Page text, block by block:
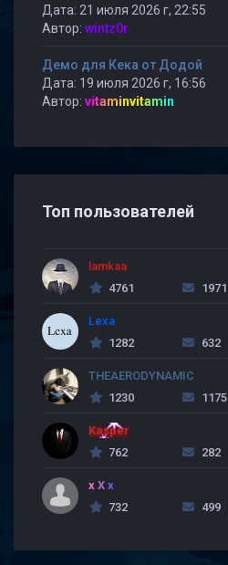
Дата: 21 июля 2026 г, 22:55
Автор: wintz0r
Демо для Кека от Додой
Дата: 19 июля 2026 г, 16:56
Автор: vitaminvitamin
Топ пользователей
lamkaa
4761
1971
Lexa
1282
632
THEAERODYNAMIC
1230
1175
Kasper
762
282
x X x
732
499